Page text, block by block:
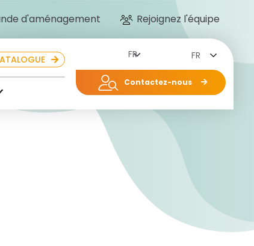
d'aménagement Rejoignez l'équipe
FR
Contactez-nous